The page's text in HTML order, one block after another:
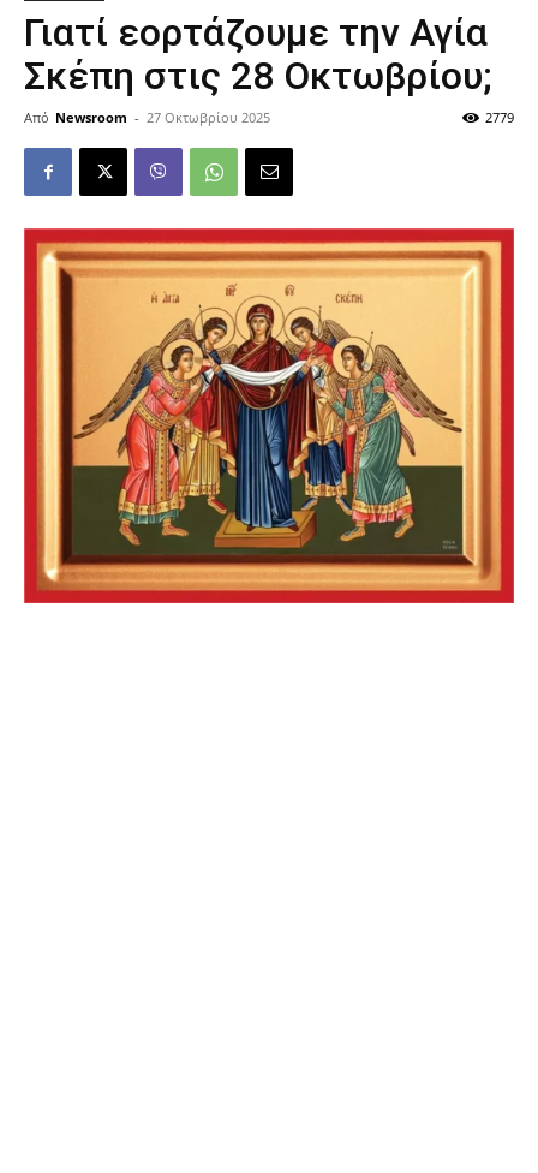
Γιατί εορτάζουμε την Αγία
Σκέπη στις 28 Οκτωβρίου;
Από Newsroom - 27 Οκτωβρίου 2025 2779